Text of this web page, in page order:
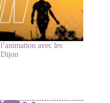
avec les
Dijon